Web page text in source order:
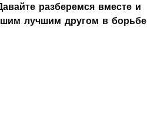
разберемся вместе и
лучшим другом в борьбе